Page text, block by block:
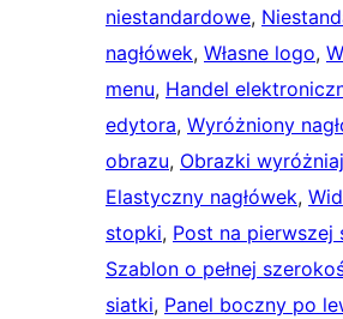
niestandardowe,
nagłówek, Własne logo,
menu, Handel
edytora, Wyróżniony
obrazu, Obrazki
Elastyczny nagłówek,
stopki, Post na pierwszej
Szablon o pełnej
siatki, Panel boczny po